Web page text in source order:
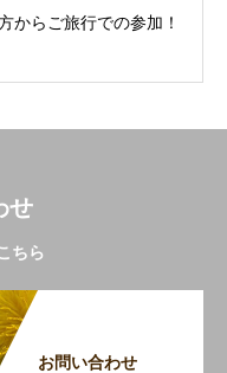
からご旅行での参加！
せ
ちら
お問い合わせ